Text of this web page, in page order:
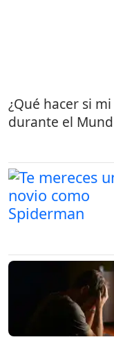
¿Qué hacer si
durante el